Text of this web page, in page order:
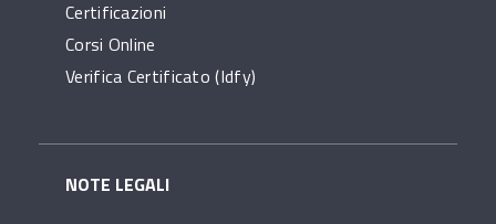
Certificazioni
Corsi Online
Verifica Certificato (idfy)
NOTE LEGALI